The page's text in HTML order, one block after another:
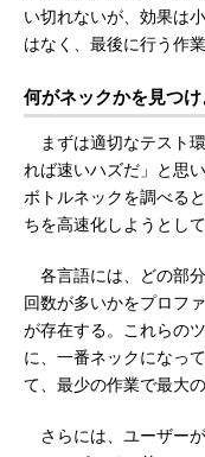
い切れないが、効果は
はなく、最後に行う作
何がネックかを見つけ
まずは適切なテスト
れば速いハズだ」と思
ボトルネックを調べる
ちを高速化しようとし
各言語には、どの部
回数が多いかをプロフ
が存在する。これらの
に、一番ネックになっ
て、最少の作業で最大
さらには、ユーザー